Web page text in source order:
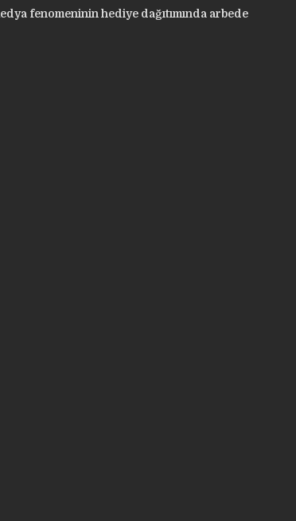
fenomeninin hediye dağıtımında arbede